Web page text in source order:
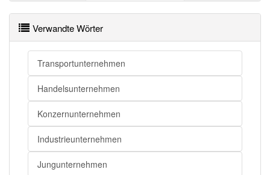
Privatrecht
Unternehmensziel
Körperschaft
Verwandte Wörter
Transportunternehmen
Handelsunternehmen
Konzernunternehmen
Industrieunternehmen
Jungunternehmen